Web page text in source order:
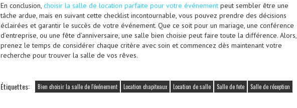
En conclusion, choisir la salle de location parfaite pour votre événement peut sembler être une
tâche ardue, mais en suivant cette checklist incontournable, vous pouvez prendre des décisions
éclairées et garantir le succès de votre événement. Que ce soit pour un mariage, une conférence
d’entreprise, ou une fête d’anniversaire, une salle bien choisie peut faire toute la différence. Alors,
prenez le temps de considérer chaque critère avec soin et commencez dès maintenant votre
recherche pour trouver la salle de vos rêves.
Étiquettes: Bien choisir la salle de l'événement Location chapiteaux Location de salle Salle de fete Salle de réception